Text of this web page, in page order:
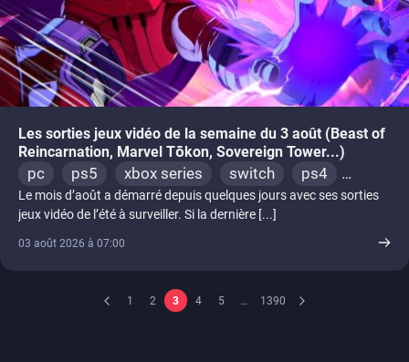
Les sorties jeux vidéo de la semaine du 3 août (Beast of
Reincarnation, Marvel Tōkon, Sovereign Tower...)
pc ps5 xbox series switch
ps4
xbox one
switch 2
Le mois d’août a démarré depuis quelques jours avec ses sorties
jeux vidéo de l’été à surveiller. Si la dernière [...]
03 août 2026 à 07:00
1 2 3 4 5 … 1390